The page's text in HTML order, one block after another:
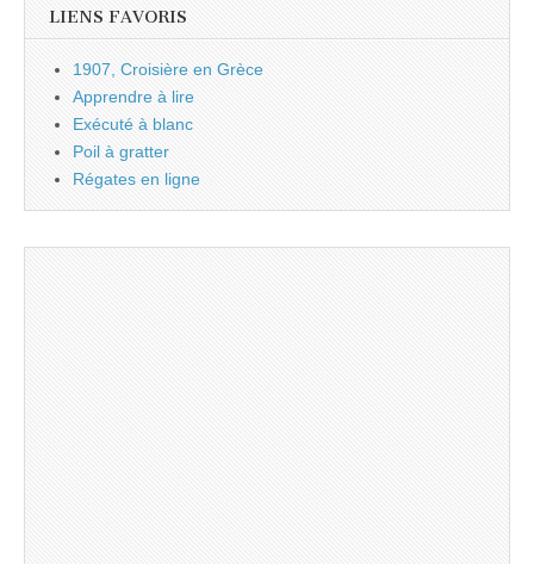
LIENS FAVORIS
1907, Croisière en Grèce
Apprendre à lire
Exécuté à blanc
Poil à gratter
Régates en ligne